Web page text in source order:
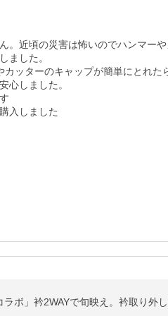
。近頃の災害は怖いのでハンマー
ました。
ッターのキャップが簡単にとれた
心しました。
入しました
ボ」衿2WAYで旬映え。衿取り外